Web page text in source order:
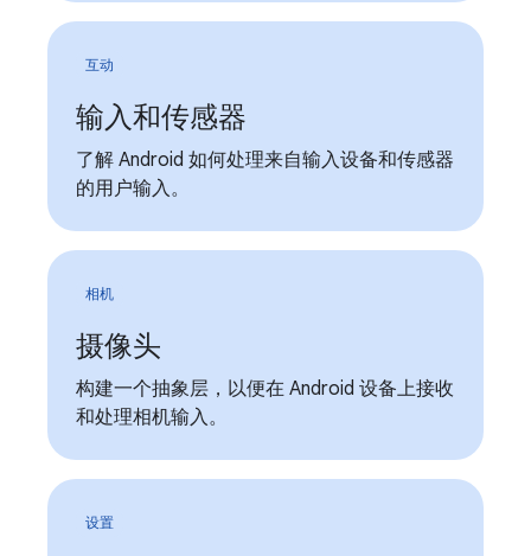
互动
输入和传感器
了解 Android 如何处理来自输入设备和传感器
的用户输入。
相机
摄像头
构建一个抽象层，以便在 Android 设备上接收
和处理相机输入。
设置